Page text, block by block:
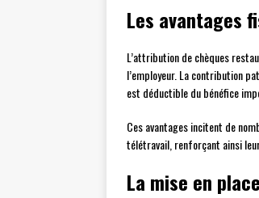
Les avantages
L’attribution de chèques
l’employeur. La contribution
est déductible du bénéfice
Ces avantages incitent de
télétravail, renforçant ainsi
La mise en